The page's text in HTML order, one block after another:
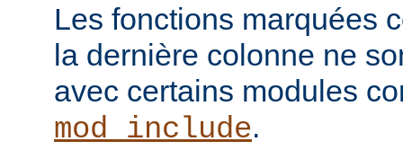
Les fonctions marquées
la dernière colonne ne
avec certains modules
mod_include.